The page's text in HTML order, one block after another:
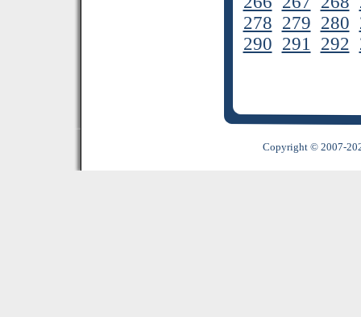
278 279 280
290 291 292
Copyright © 2007-